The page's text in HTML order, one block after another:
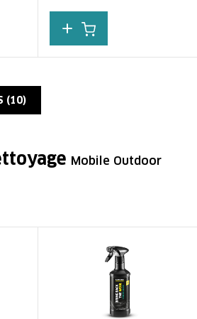
PLUS DE PRODUITS (10)
Mobile Outdoor